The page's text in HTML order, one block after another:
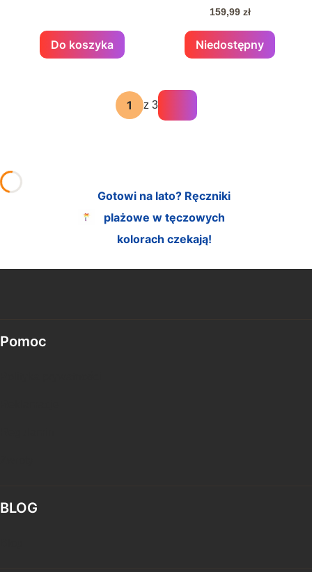
Do koszyka
Cena
159,99 zł
Niedostępny
z 3
Gotowi na lato? Ręczniki
plażowe w tęczowych
kolorach czekają!
Linki w stopce
Pomoc
BLOG